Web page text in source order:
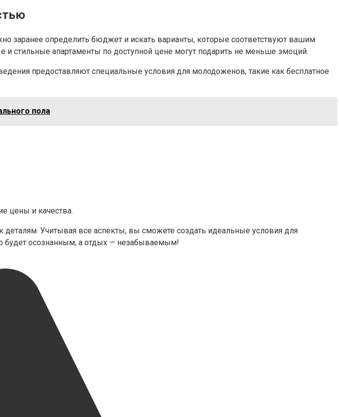
заранее определить бюджет и искать варианты, которые соответствуют вашим
апартаменты по доступной цене могут подарить не меньше эмоций.
предоставляют специальные условия для молодоженов, такие как бесплатное
пола
цены и качества.
Учитывая все аспекты, вы сможете создать идеальные условия для
будет осознанным, а отдых — незабываемым!